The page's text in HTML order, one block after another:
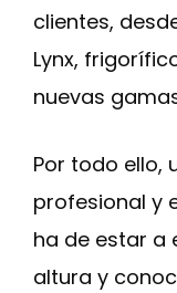
clientes,
Lynx,
nuevas
Por todo ello,
profesional y
ha de estar a
altura y